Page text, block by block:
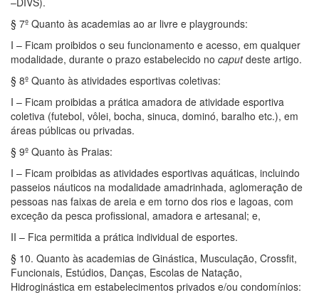
§ 7º Quanto às academias ao ar livre e playgrounds:
I – Ficam proibidos o seu funcionamento e acesso, em qualquer
modalidade, durante o prazo estabelecido no caputdeste artigo.
§ 8º Quanto às atividades esportivas coletivas:
I – Ficam proibidas a prática amadora de atividade esportiva
coletiva (futebol, vôlei, bocha, sinuca, dominó, baralho etc.), em
áreas públicas ou privadas.
§ 9º Quanto às Praias:
I – Ficam proibidas as atividades esportivas aquáticas, incluindo
passeios náuticos na modalidade amadrinhada, aglomeração de
pessoas nas faixas de areia e em torno dos rios e lagoas, com
exceção da pesca profissional, amadora e artesanal; e,
II – Fica permitida a prática individual de esportes.
§ 10. Quanto às academias de Ginástica, Musculação, Crossfit,
Funcionais, Estúdios, Danças, Escolas de Natação,
Hidroginástica em estabelecimentos privados e/ou condomínios: